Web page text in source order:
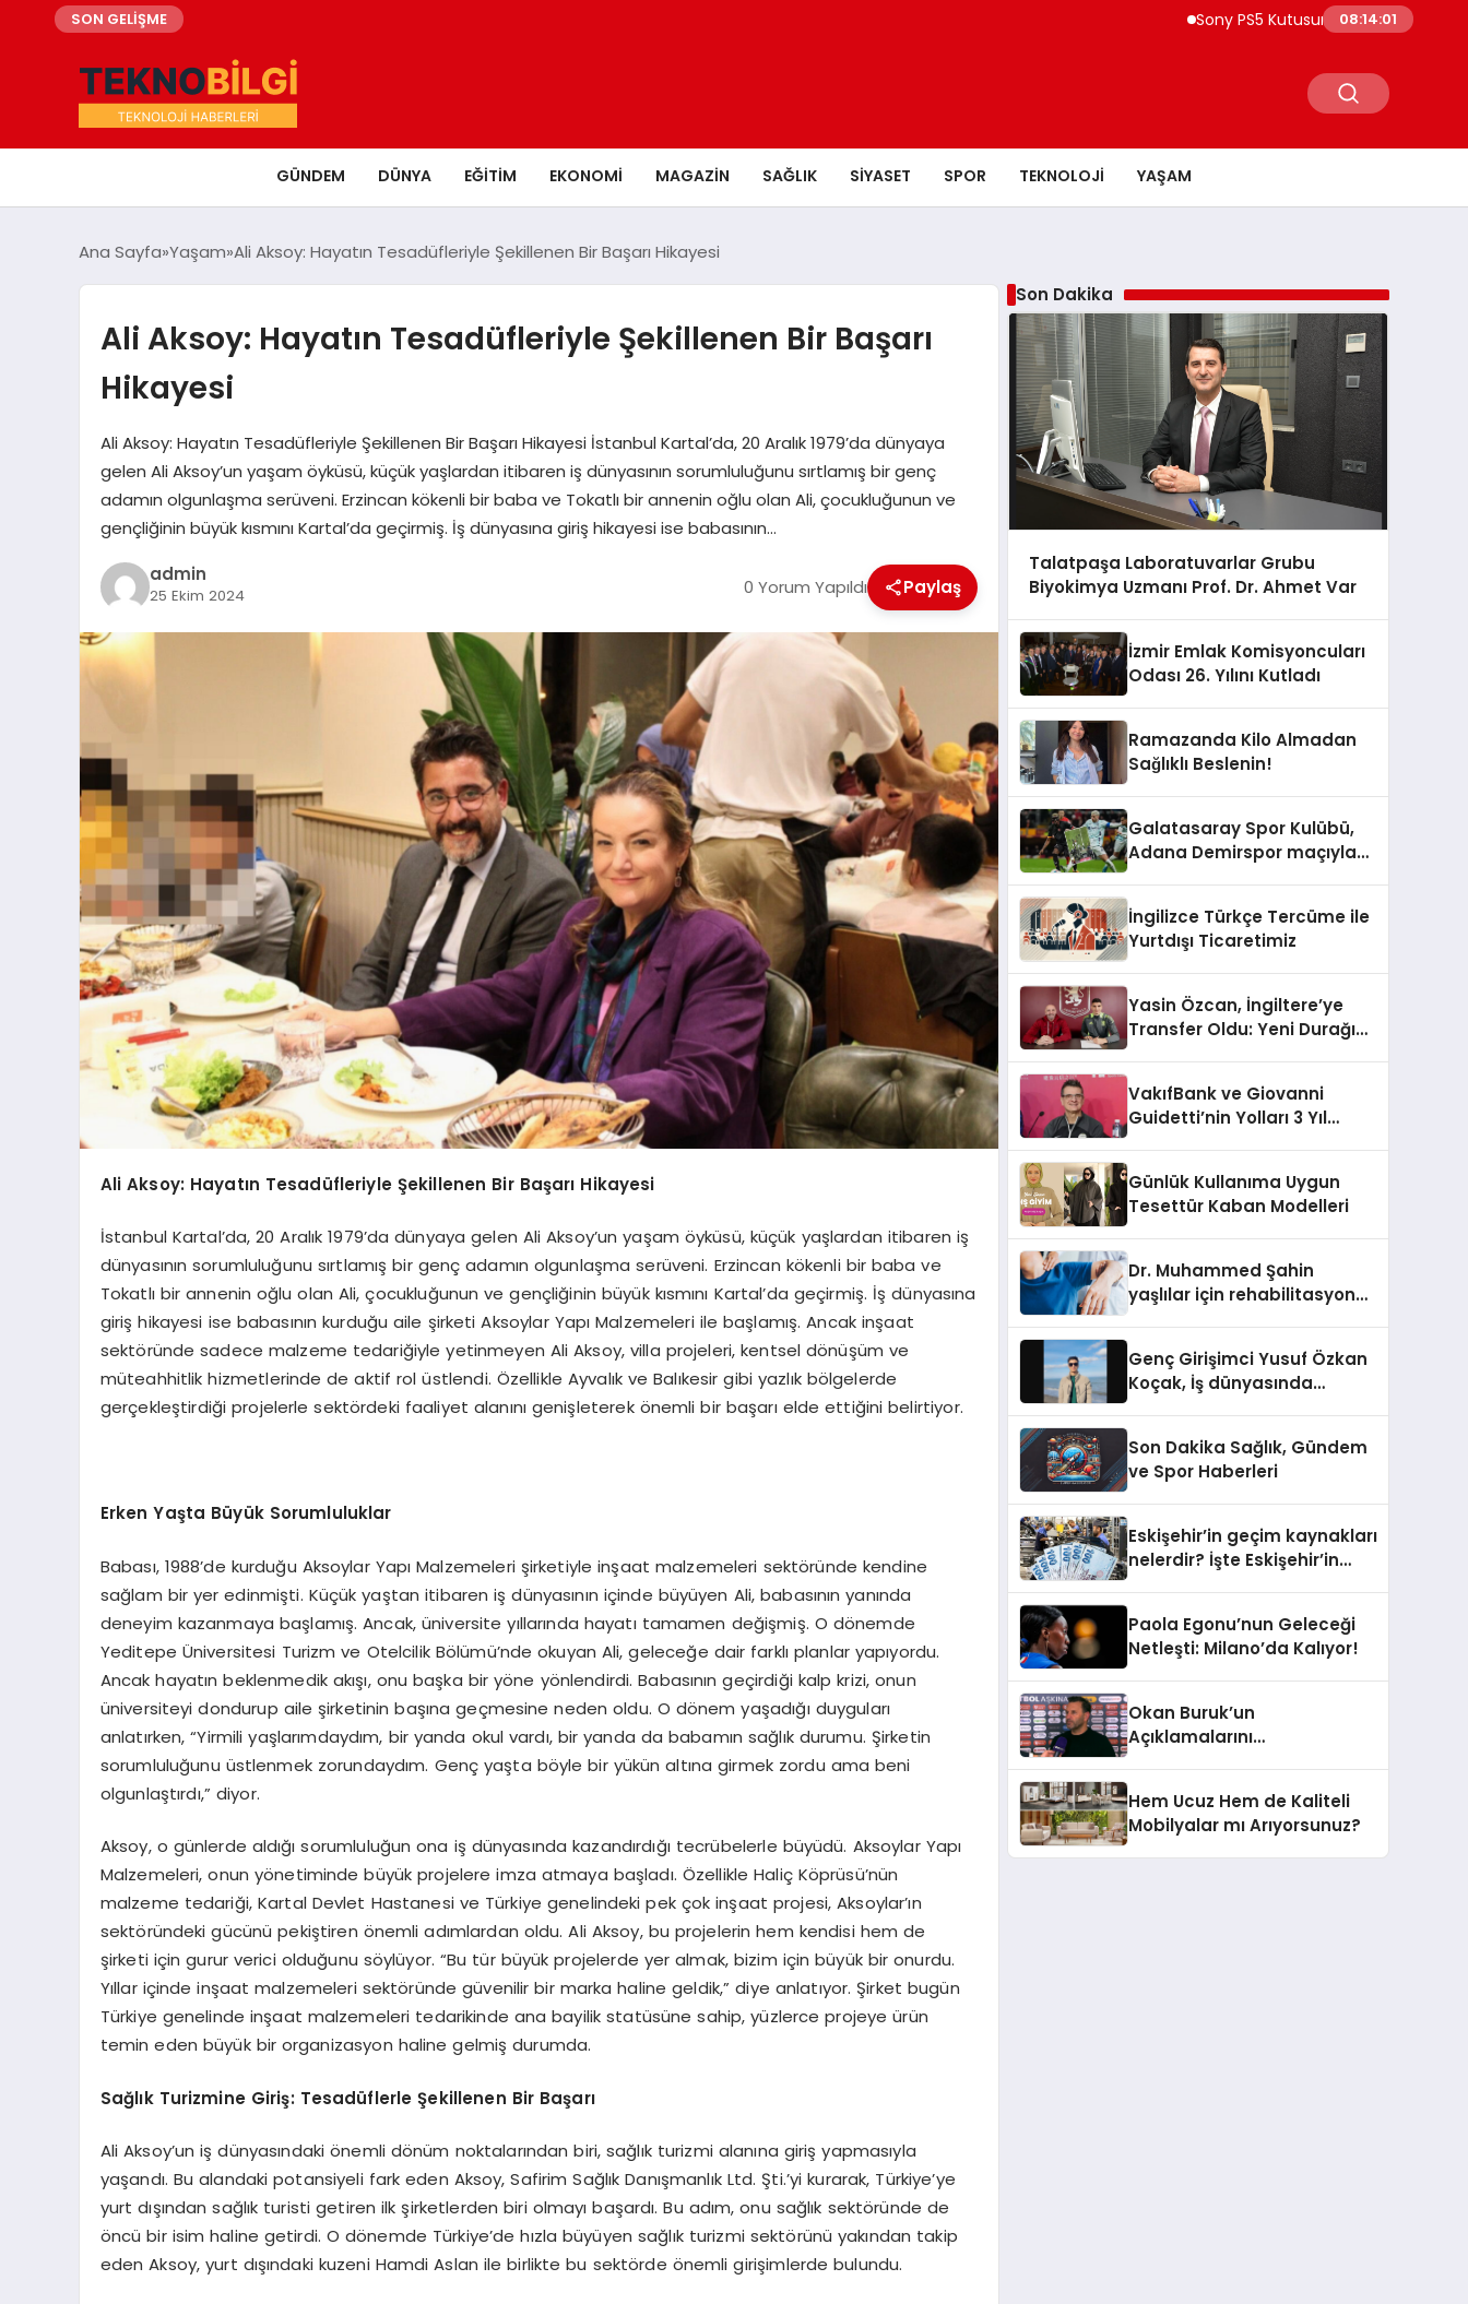
SON GELİŞME Sony PS5 Kutusuna 2028 Uyarısı Yeni
08:14:02
GÜNDEM DÜNYA EĞITIM EKONOMI MAGAZIN SAĞLIK SIYASET SPOR TEKNOLOJI YAŞAM
Ana Sayfa Yaşam Ali Aksoy: Hayatın Tesadüfleriyle Şekillenen Bir Başarı Hikayesi
Ali Aksoy: Hayatın Tesadüfleriyle Şekillenen Bir Başarı
Hikayesi
Ali Aksoy: Hayatın Tesadüfleriyle Şekillenen Bir Başarı Hikayesi İstanbul Kartal’da, 20 Aralık 1979’da dünyaya
gelen Ali Aksoy’un yaşam öyküsü, küçük yaşlardan itibaren iş dünyasının sorumluluğunu sırtlamış bir genç
adamın olgunlaşma serüveni. Erzincan kökenli bir baba ve Tokatlı bir annenin oğlu olan Ali, çocukluğunun ve
gençliğinin büyük kısmını Kartal’da geçirmiş. İş dünyasına giriş hikayesi ise babasının…
admin
25 Ekim 2024 0 Yorum Yapıldı Paylaş
Ali Aksoy: Hayatın Tesadüfleriyle Şekillenen Bir Başarı Hikayesi
İstanbul Kartal’da, 20 Aralık 1979’da dünyaya gelen Ali Aksoy’un yaşam öyküsü, küçük yaşlardan itibaren iş
dünyasının sorumluluğunu sırtlamış bir genç adamın olgunlaşma serüveni. Erzincan kökenli bir baba ve
Tokatlı bir annenin oğlu olan Ali, çocukluğunun ve gençliğinin büyük kısmını Kartal’da geçirmiş. İş dünyasına
giriş hikayesi ise babasının kurduğu aile şirketi Aksoylar Yapı Malzemeleri ile başlamış. Ancak inşaat
sektöründe sadece malzeme tedariğiyle yetinmeyen Ali Aksoy, villa projeleri, kentsel dönüşüm ve
müteahhitlik hizmetlerinde de aktif rol üstlendi. Özellikle Ayvalık ve Balıkesir gibi yazlık bölgelerde
gerçekleştirdiği projelerle sektördeki faaliyet alanını genişleterek önemli bir başarı elde ettiğini belirtiyor.
Erken Yaşta Büyük Sorumluluklar
Babası, 1988’de kurduğu Aksoylar Yapı Malzemeleri şirketiyle inşaat malzemeleri sektöründe kendine
sağlam bir yer edinmişti. Küçük yaştan itibaren iş dünyasının içinde büyüyen Ali, babasının yanında
deneyim kazanmaya başlamış. Ancak, üniversite yıllarında hayatı tamamen değişmiş. O dönemde
Yeditepe Üniversitesi Turizm ve Otelcilik Bölümü’nde okuyan Ali, geleceğe dair farklı planlar yapıyordu.
Ancak hayatın beklenmedik akışı, onu başka bir yöne yönlendirdi. Babasının geçirdiği kalp krizi, onun
üniversiteyi dondurup aile şirketinin başına geçmesine neden oldu. O dönem yaşadığı duyguları
anlatırken, “Yirmili yaşlarımdaydım, bir yanda okul vardı, bir yanda da babamın sağlık durumu. Şirketin
sorumluluğunu üstlenmek zorundaydım. Genç yaşta böyle bir yükün altına girmek zordu ama beni
olgunlaştırdı,” diyor.
Aksoy, o günlerde aldığı sorumluluğun ona iş dünyasında kazandırdığı tecrübelerle büyüdü. Aksoylar Yapı
Malzemeleri, onun yönetiminde büyük projelere imza atmaya başladı. Özellikle Haliç Köprüsü’nün
malzeme tedariği, Kartal Devlet Hastanesi ve Türkiye genelindeki pek çok inşaat projesi, Aksoylar’ın
sektöründeki gücünü pekiştiren önemli adımlardan oldu. Ali Aksoy, bu projelerin hem kendisi hem de
şirketi için gurur verici olduğunu söylüyor. “Bu tür büyük projelerde yer almak, bizim için büyük bir onurdu.
Yıllar içinde inşaat malzemeleri sektöründe güvenilir bir marka haline geldik,” diye anlatıyor. Şirket bugün
Türkiye genelinde inşaat malzemeleri tedarikinde ana bayilik statüsüne sahip, yüzlerce projeye ürün
temin eden büyük bir organizasyon haline gelmiş durumda.
Sağlık Turizmine Giriş: Tesadüflerle Şekillenen Bir Başarı
Ali Aksoy’un iş dünyasındaki önemli dönüm noktalarından biri, sağlık turizmi alanına giriş yapmasıyla
yaşandı. Bu alandaki potansiyeli fark eden Aksoy, Safirim Sağlık Danışmanlık Ltd. Şti.’yi kurarak, Türkiye’ye
yurt dışından sağlık turisti getiren ilk şirketlerden biri olmayı başardı. Bu adım, onu sağlık sektöründe de
öncü bir isim haline getirdi. O dönemde Türkiye’de hızla büyüyen sağlık turizmi sektörünü yakından takip
eden Aksoy, yurt dışındaki kuzeni Hamdi Aslan ile birlikte bu sektörde önemli girişimlerde bulundu.
Son Dakika
Talatpaşa Laboratuvarlar Grubu
Biyokimya Uzmanı Prof. Dr. Ahmet Var
İzmir Emlak Komisyoncuları
Odası 26. Yılını Kutladı
Ramazanda Kilo Almadan
Sağlıklı Beslenin!
Galatasaray Spor Kulübü,
Adana Demirspor maçıyla
başvuru yapıldığını duyurdu.
İngilizce Türkçe Tercüme ile
Yurtdışı Ticaretimiz
Yasin Özcan, İngiltere’ye
Transfer Oldu: Yeni Durağı
VakıfBank ve Giovanni
Guidetti’nin Yolları 3 Yıl
Günlük Kullanıma Uygun
Tesettür Kaban Modelleri
Dr. Muhammed Şahin
yaşlılar için rehabilitasyon
Genç Girişimci Yusuf Özkan
Koçak, İş dünyasında
Son Dakika Sağlık, Gündem
ve Spor Haberleri
Eskişehir’in geçim kaynakları
nelerdir? İşte Eskişehir’in
Paola Egonu’nun Geleceği
Netleşti: Milano’da Kalıyor!
Okan Buruk’un
Açıklamalarını
Hem Ucuz Hem de Kaliteli
Mobilyalar mı Arıyorsunuz?